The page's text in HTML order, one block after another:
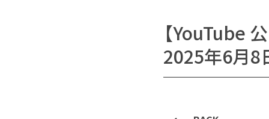
【YouTube
2025年6月8